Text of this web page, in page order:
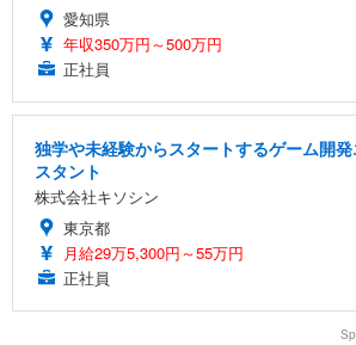
愛知県
年収350万円～500万円
正社員
独学や未経験からスタートするゲーム開
スタント
株式会社キソシン
東京都
月給29万5,300円～55万円
正社員